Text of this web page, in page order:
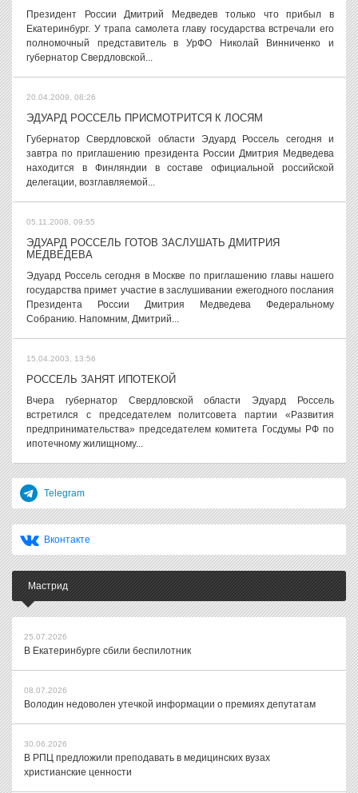
Президент России Дмитрий Медведев только что прибыл в
Екатеринбург. У трапа самолета главу государства встречали его
полномочный представитель в УрФО Николай Винниченко и
губернатор Свердловской...
20.04.2009, 08:26
ЭДУАРД РОССЕЛЬ ПРИСМОТРИТСЯ К ЛОСЯМ
Губернатор Свердловской области Эдуард Россель сегодня и
завтра по приглашению президента России Дмитрия Медведева
находится в Финляндии в составе официальной российской
делегации, возглавляемой...
05.11.2008, 09:55
ЭДУАРД РОССЕЛЬ ГОТОВ ЗАСЛУШАТЬ ДМИТРИЯ
МЕДВЕДЕВА
Эдуард Россель сегодня в Москве по приглашению главы нашего
государства примет участие в заслушивании ежегодного послания
Президента России Дмитрия Медведева Федеральному
Собранию. Напомним, Дмитрий...
15.04.2003, 13:56
РОССЕЛЬ ЗАНЯТ ИПОТЕКОЙ
Вчера губернатор Свердловской области Эдуард Россель
встретился с председателем политсовета партии «Развития
предпринимательства» председателем комитета Госдумы РФ по
ипотечному жилищному...
Telegram
Вконтакте
Мастрид
25.07.2026
В Екатеринбурге сбили беспилотник
08.07.2026
Володин недоволен утечкой информации о премиях депутатам
30.06.2026
В РПЦ предложили преподавать в медицинских вузах
христианские ценности